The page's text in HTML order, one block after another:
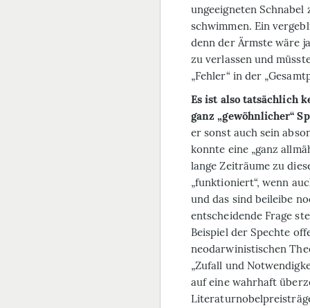
ungeeigneten
schwimmen. Ein
denn der Ärmste wäre
zu verlassen und
„Fehler“ in der
Es ist also tatsächlich
ganz „gewöhnlicher“
er sonst auch sein
konnte eine „ganz
lange Zeiträume zu
„funktioniert“, wenn
und das sind beileibe
entscheidende Frage
Beispiel der Spechte
neodarwinistischen
„Zufall und
auf eine wahrhaft